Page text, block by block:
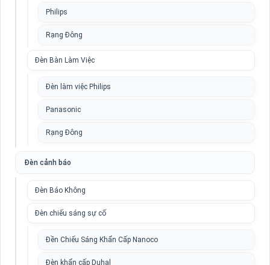
Philips
Rạng Đông
Đèn Bàn Làm Việc
Đèn làm việc Philips
Panasonic
Rạng Đông
Đèn cảnh báo
Đèn Báo Không
Đèn chiếu sáng sự cố
Đền Chiếu Sáng Khẩn Cấp Nanoco
Đèn khẩn cấp Duhal